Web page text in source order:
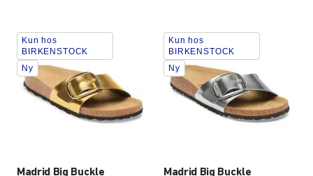
Madrid Big Buckle
Samhandling
med
swatch-
farger
oppdatere
produktbildet
Kun hos
BIRKENSTOCK
Ny
Madrid Big Buckle
Samhandling
med
swatch-
farger
oppdatere
produktbildet
Kun hos
BIRKENSTOCK
Ny